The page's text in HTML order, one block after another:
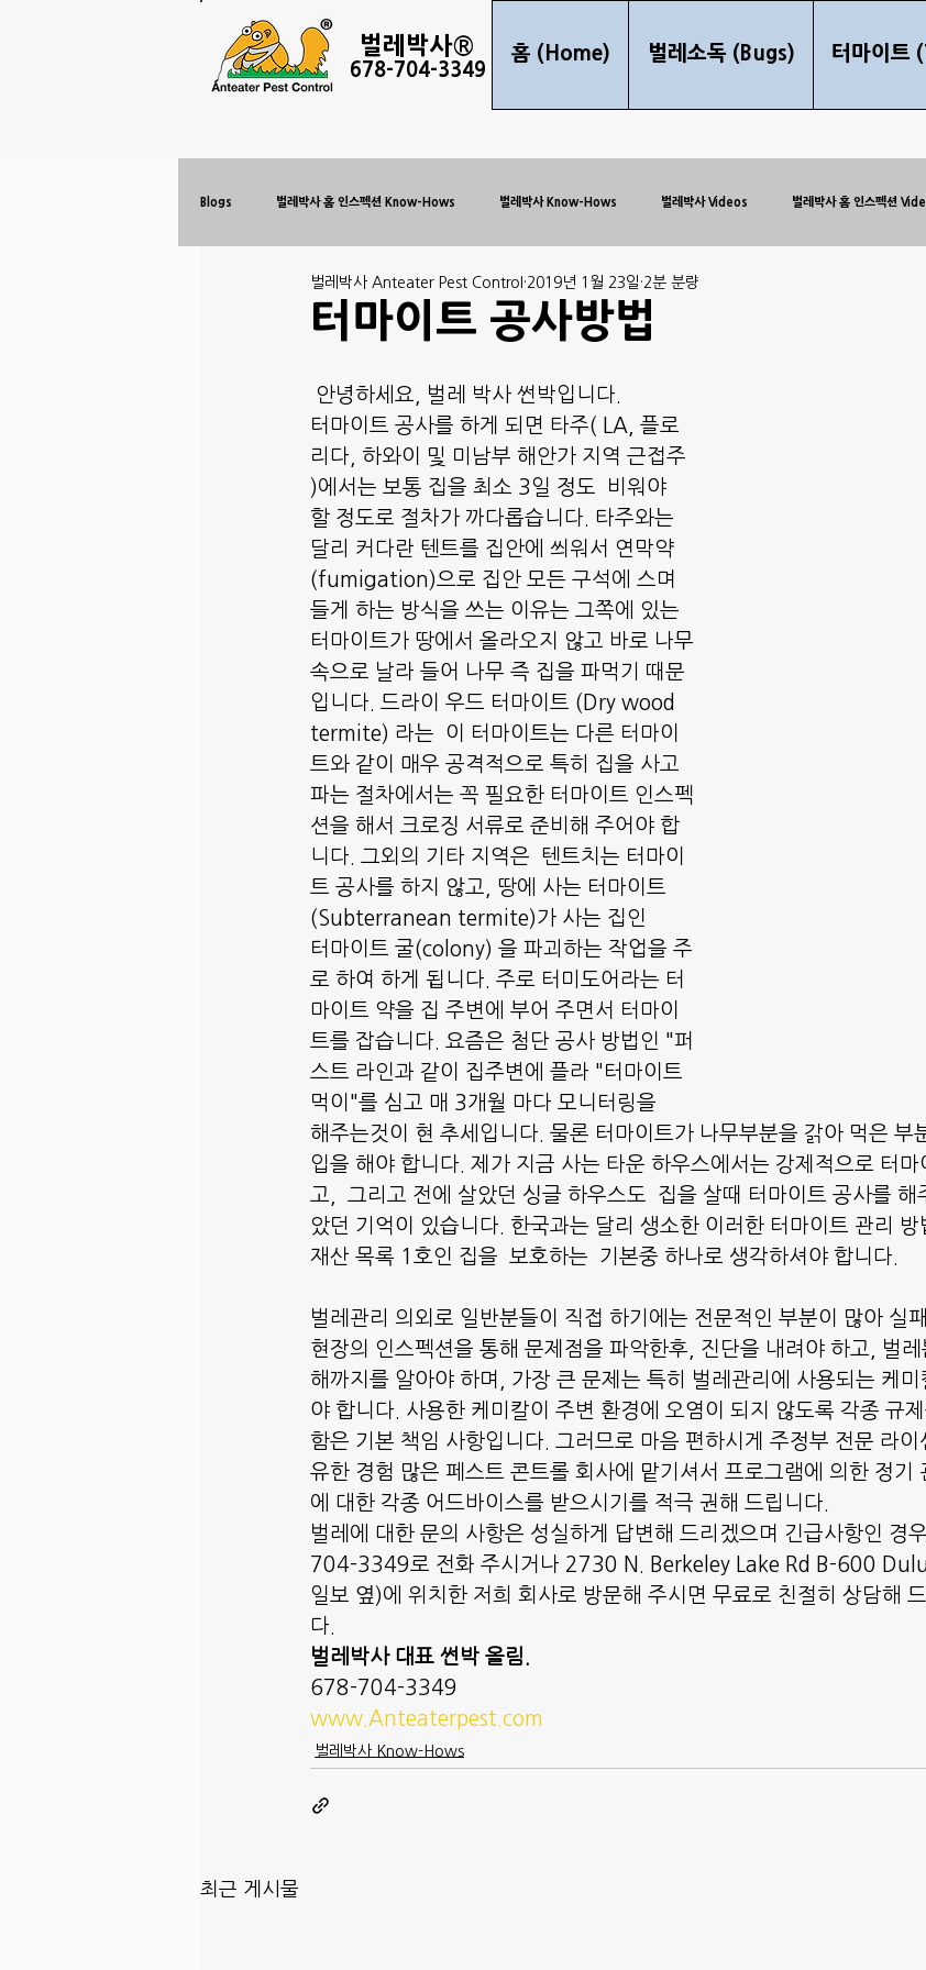
벌레 박사®
678-704-3349
홈 (Home) 벌레소독 (Bugs) 터마이트
Blogs 벌레박사 홈 인스펙션 Know-Hows 벌레박사 Know-Hows 벌레박사 Videos 벌레박사 홈 인스펙션
터마이트 공사방법
벌레박사 Anteater Pest Control 2019년 1월 23일 2분 분량
안녕하세요, 벌레 박사 썬박입니다.
터마이트 공사를 하게 되면 타주( LA, 플로
리다, 하와이 및 미남부 해안가 지역 근접주
)에서는 보통 집을 최소 3일 정도  비워야
할 정도로 절차가 까다롭습니다. 타주와는
달리 커다란 텐트를 집안에 씌워서 연막약
(fumigation)으로 집안 모든 구석에 스며
들게 하는 방식을 쓰는 이유는 그쪽에 있는
터마이트가 땅에서 올라오지 않고 바로 나무
속으로 날라 들어 나무 즉 집을 파먹기 때문
입니다. 드라이 우드 터마이트 (Dry wood
termite) 라는  이 터마이트는 다른 터마이
트와 같이 매우 공격적으로 특히 집을 사고
파는 절차에서는 꼭 필요한 터마이트 인스펙
션을 해서 크로징 서류로 준비해 주어야 합
니다. 그외의 기타 지역은  텐트치는 터마이
트 공사를 하지 않고, 땅에 사는 터마이트
(Subterranean termite)가 사는 집인
터마이트 굴(colony) 을 파괴하는 작업을 주
로 하여 하게 됩니다. 주로 터미도어라는 터
마이트 약을 집 주변에 부어 주면서 터마이
트를 잡습니다. 요즘은 첨단 공사 방법인 "퍼
스트 라인과 같이 집주변에 플라 "터마이트
먹이"를 심고 매 3개월 마다 모니터링을
해주는것이 현 추세입니다. 물론 터마이트가 나무부분을 갉아 먹은 부
입을 해야 합니다. 제가 지금 사는 타운 하우스에서는 강제적으로 터
고,  그리고 전에 살았던 싱글 하우스도  집을 살때 터마이트 공사를
았던 기억이 있습니다. 한국과는 달리 생소한 이러한 터마이트 관리 방
재산 목록 1호인 집을  보호하는  기본중 하나로 생각하셔야 합니다.
벌레관리 의외로 일반분들이 직접 하기에는 전문적인 부분이 많아 실
현장의 인스펙션을 통해 문제점을 파악한후, 진단을 내려야 하고, 벌
해까지를 알아야 하며, 가장 큰 문제는 특히 벌레관리에 사용되는 케미
야 합니다. 사용한 케미칼이 주변 환경에 오염이 되지 않도록 각종 규
함은 기본 책임 사항입니다. 그러므로 마음 편하시게 주정부 전문 라
유한 경험 많은 페스트 콘트롤 회사에 맡기셔서 프로그램에 의한 정기
에 대한 각종 어드바이스를 받으시기를 적극 권해 드립니다.
벌레에 대한 문의 사항은 성실하게 답변해 드리겠으며 긴급사항인 경
704-3349로 전화 주시거나 2730 N. Berkeley Lake Rd B-600
일보 옆)에 위치한 저희 회사로 방문해 주시면 무료로 친절히 상담해
다.
벌레박사 대표 썬박 올림.
678-704-3349
www.Anteaterpest.com
벌레박사 Know-Hows
최근 게시물